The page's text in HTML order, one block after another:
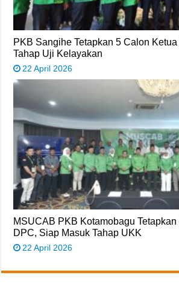
PKB Sangihe Tetapkan 5 Calon
Tahap Uji Kelayakan
22 April 2026
MSUCAB PKB Kotamobagu
DPC, Siap Masuk Tahap UKK
22 April 2026